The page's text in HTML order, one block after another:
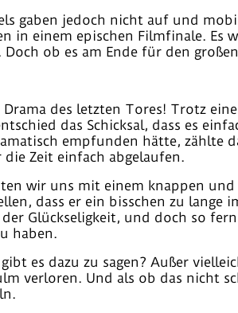
gaben jedoch nicht auf und
in einem epischen Filmfinale. Es
Doch ob es am Ende für den
Drama des letzten Tores! Trotz
das Schicksal, dass es
empfunden hätte, zählte
die Zeit einfach abgelaufen.
wir uns mit einem knappen und
dass er ein bisschen zu lange
Glückseligkeit, und doch so
haben.
es dazu zu sagen? Außer
verloren. Und als ob das nicht